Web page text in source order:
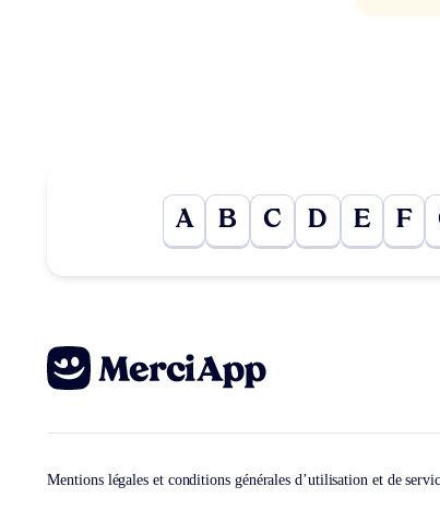
A B C D E F
Mentions légales et conditions générales d’utilisation et de